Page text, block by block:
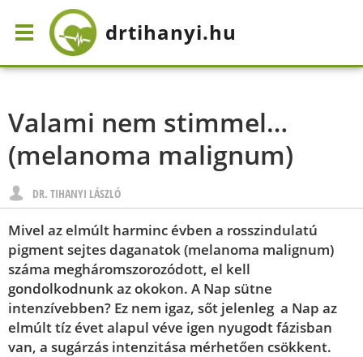
drtihanyi.hu
Valami nem stimmel…
(melanoma malignum)
DR. TIHANYI LÁSZLÓ
Mivel az elmúlt harminc évben a rosszindulatú
pigment sejtes daganatok (melanoma malignum)
száma megháromszorozódott, el kell
gondolkodnunk az okokon. A Nap sütne
intenzívebben? Ez nem igaz, sőt jelenleg a Nap az
elmúlt tíz évet alapul véve igen nyugodt fázisban
van, a sugárzás intenzitása mérhetően csökkent.